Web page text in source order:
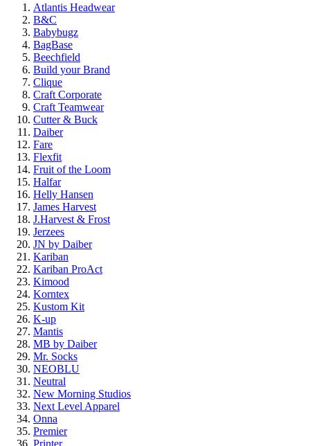
Atlantis Headwear
B&C
Babybugz
BagBase
Beechfield
Build your Brand
Clique
Craft Corporate
Craft Teamwear
Cutter & Buck
Daiber
Fare
Flexfit
Fruit of the Loom
Halfar
Helly Hansen
James Harvest
J.Harvest & Frost
Jerzees
JN by Daiber
Kariban
Kariban ProAct
Kimood
Korntex
Kustom Kit
K-up
Mantis
MB by Daiber
Mr. Socks
NEOBLU
Neutral
New Morning Studios
Next Level Apparel
Onna
Premier
Printer